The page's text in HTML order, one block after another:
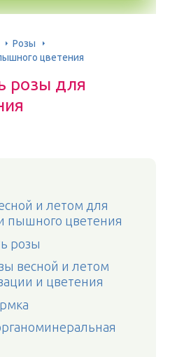
Розы
цветения
розы для
и летом для
пышного цветения
розы
весной и летом
и цветения